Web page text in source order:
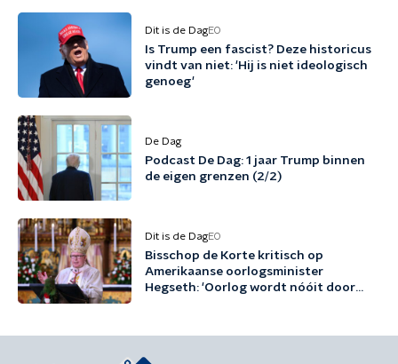
Dit is de DagEO
Is Trump een fascist? Deze historicus
vindt van niet: 'Hij is niet ideologisch
genoeg'
De Dag
Podcast De Dag: 1 jaar Trump binnen
de eigen grenzen (2/2)
Dit is de DagEO
Bisschop de Korte kritisch op
Amerikaanse oorlogsminister
Hegseth: 'Oorlog wordt nóóit door